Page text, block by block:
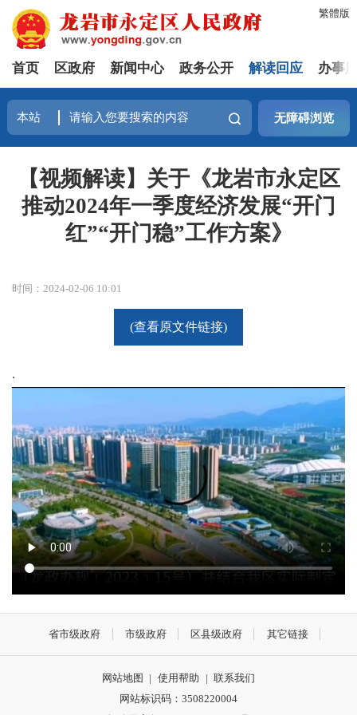
繁體版
首页 区政府 新闻中心 政务公开 解读回应 办事
无障碍浏览
【视频解读】关于《龙岩市永定区
推动2024年一季度经济发展“开门
红”“开门稳”工作方案》
时间：2024-02-06 10:01
(查看原文件链接)
.
省市级政府 市级政府 区县级政府 其它链接
网站地图 | 使用帮助 | 联系我们
网站标识码：3508220004